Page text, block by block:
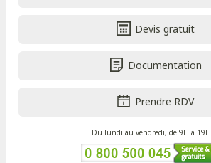
Devis gratuit
Documentation
Prendre RDV
Du lundi au vendredi, de 9H à 19H